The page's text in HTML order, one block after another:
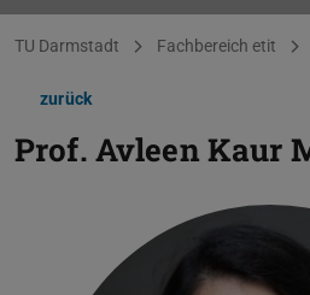
Sie befinden sich hier:
TU Darmstadt Fachbereich etit
zurück
Prof. Avleen Kaur